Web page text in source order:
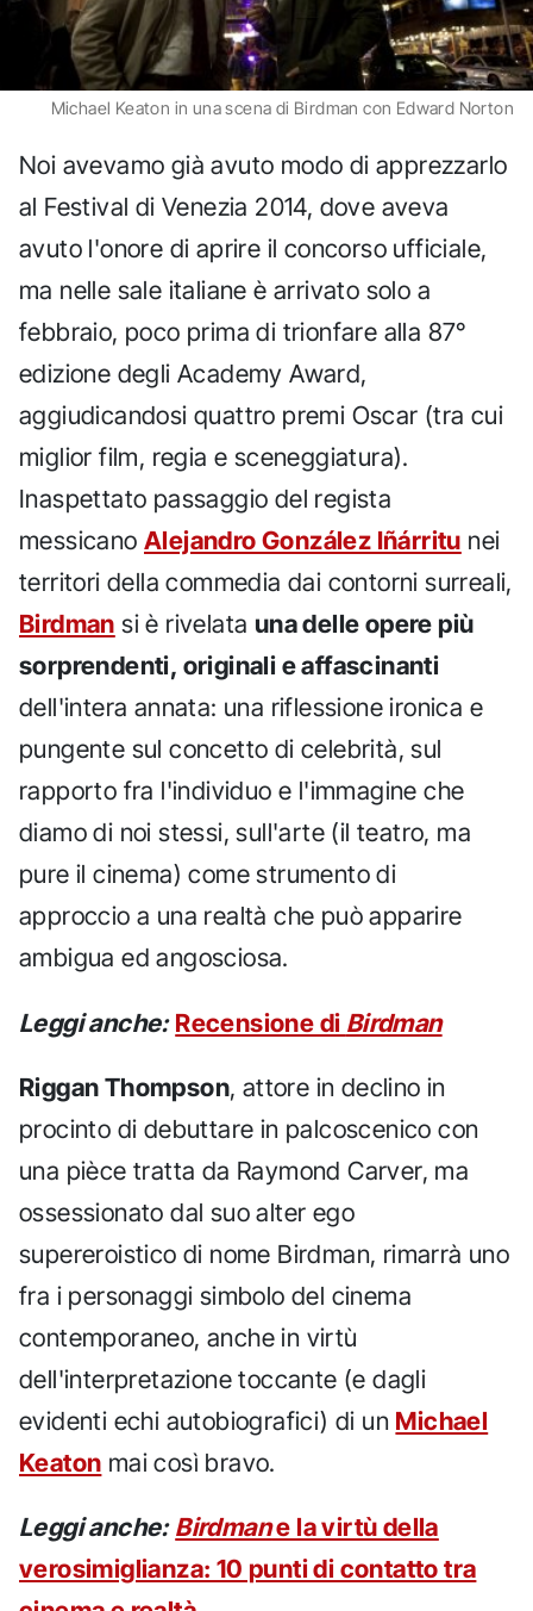
Michael Keaton in una scena di Birdman con Edward Norton
Noi avevamo già avuto modo di apprezzarlo
al Festival di Venezia 2014, dove aveva
avuto l'onore di aprire il concorso ufficiale,
ma nelle sale italiane è arrivato solo a
febbraio, poco prima di trionfare alla 87°
edizione degli Academy Award,
aggiudicandosi quattro premi Oscar (tra cui
miglior film, regia e sceneggiatura).
Inaspettato passaggio del regista
messicanoAlejandro González Iñárritu nei
territori della commedia dai contorni surreali,
Birdman si è rivelata una delle opere più
sorprendenti, originali e affascinanti
dell'intera annata: una riflessione ironica e
pungente sul concetto di celebrità, sul
rapporto fra l'individuo e l'immagine che
diamo di noi stessi, sull'arte (il teatro, ma
pure il cinema) come strumento di
approccio a una realtà che può apparire
ambigua ed angosciosa.
Leggi anche: Recensione di Birdman
Riggan Thompson, attore in declino in
procinto di debuttare in palcoscenico con
una pièce tratta da Raymond Carver, ma
ossessionato dal suo alter ego
supereroistico di nome Birdman, rimarrà uno
fra i personaggi simbolo del cinema
contemporaneo, anche in virtù
dell'interpretazione toccante (e dagli
evidenti echi autobiografici) di un Michael
Keaton mai così bravo.
Leggi anche: Birdmane la virtù della
verosimiglianza: 10 punti di contatto tra